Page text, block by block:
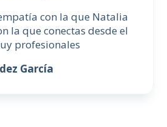
con la que Natalia
la que conectas desde el
profesionales
García